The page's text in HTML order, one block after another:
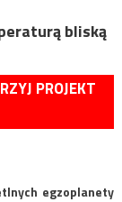
bliską
PROJEKT
egzoplanety